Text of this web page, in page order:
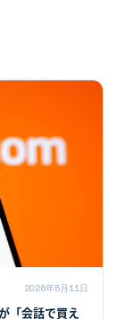
「会話で買え
クAI航空券予
と決済」の分
断